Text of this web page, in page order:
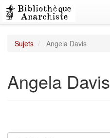
Sujets Angela Davis
Angela Davis